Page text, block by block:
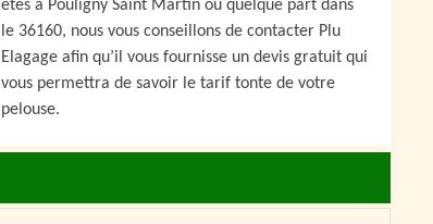
êtes à Pouligny Saint Martin ou quelque part dans
le 36160, nous vous conseillons de contacter Plu
Elagage afin qu’il vous fournisse un devis gratuit qui
vous permettra de savoir le tarif tonte de votre
pelouse.